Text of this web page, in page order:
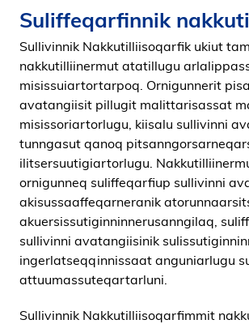
Suliffeqarfinnik
Sullivinnik Nakkutilliisoqarfik ukiut
nakkutilliinermut atatillugu
misissuiartortarpoq. Ornigunnerit
avatangiisit pillugit malittarisassat
misissoriartorlugu, kiisalu sullivinni
tunngasut qanoq
ilitsersuutigiartorlugu.
ornigunneq suliffeqarfiup sullivinni
akisussaaffeqarneranik
akuersissutiginninnerusanngilaq,
sullivinni avatangiisinik
ingerlatseqqinnissaat anguniarlugu
attuumassuteqartarluni.
Sullivinnik Nakkutilliisoqarfimmit